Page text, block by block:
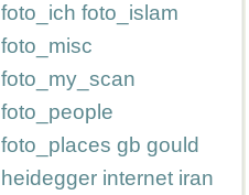
foto_ich foto_islam
foto_misc
foto_my_scan
foto_people
foto_places gb gould
heidegger internet iran